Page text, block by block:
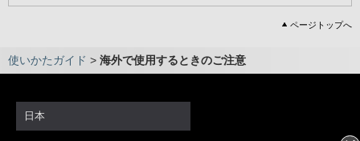
ページトップへ
使いかたガイド > 海外で使用するときのご注意
日本